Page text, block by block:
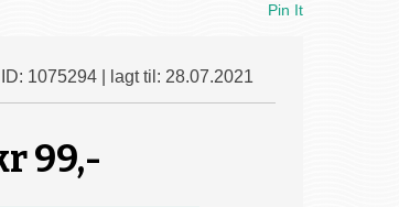
Pin It
ID: 1075294 | lagt til: 28.07.2021
99,-